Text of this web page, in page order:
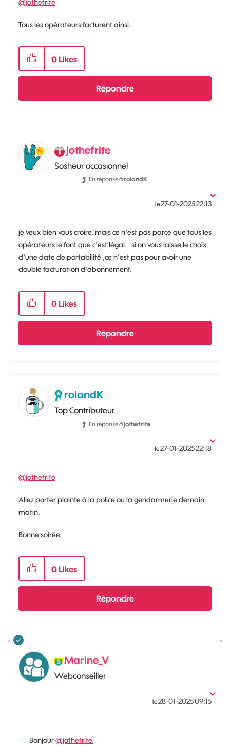
@jothefrite
Tous les opérateurs facturent ainsi.
0 Likes
Répondre
jothefrite
Sosheur occasionnel
En réponse àrolandK
le‎27-01-202522:13
je veux bien vous croire. mais ce n'est pas parce que tous les
opérateurs le font que c'est légal. si on vous laisse le choix
d'une date de portabilité ,ce n'est pas pour avoir une
double facturation d'abonnement.
0 Likes
Répondre
rolandK
Top Contributeur
En réponse àjothefrite
le‎27-01-202522:18
@jothefrite
Allez porter plainte à la police ou la gendarmerie demain
matin.
Bonne soirée.
0 Likes
Répondre
Marine_V
Webconseiller
le‎28-01-202509:15
Bonjour@jothefrite,